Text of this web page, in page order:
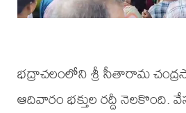
భద్రాచలంలోని శ్రీ సీతారామ
ఆదివారం భక్తుల రద్దీ నెలకొంది.